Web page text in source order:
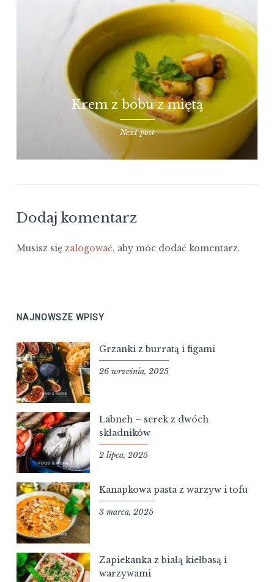
Krem z bobu z miętą
Next post
Dodaj komentarz
Musisz się zalogować, aby móc dodać komentarz.
NAJNOWSZE WPISY
Grzanki z burratą i figami
26 września, 2025
Labneh – serek z dwóch
składników
2 lipca, 2025
Kanapkowa pasta z warzyw i tofu
3 marca, 2025
Zapiekanka z białą kiełbasą i
warzywami